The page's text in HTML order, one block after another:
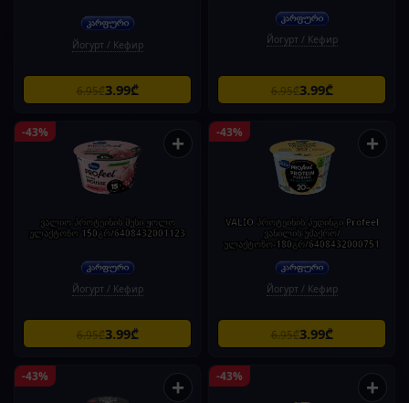
Йогурт / Кефир
6.95₾3.99₾
Йогурт / Кефир
6.95₾3.99₾
-43% +
ვალიო პროტეინის მუსი ჟოლო
ულაქტოზო 150გრ/6408432001123
Йогурт / Кефир
6.95₾3.99₾
-43% +
VALIO პროტეინის პუდინგი Profeel
ვანილის უშაქრო/
ულაქტოზო-180გრ/6408432000751
Йогурт / Кефир
6.95₾3.99₾
-43% + -43% +